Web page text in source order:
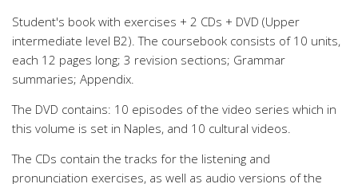
Student's book with exercises + 2 CDs + DVD (Upper
intermediate level B2). The coursebook consists of 10 units,
each 12 pages long; 3 revision sections; Grammar
summaries; Appendix.
The DVD contains: 10 episodes of the video series which in
this volume is set in Naples, and 10 cultural videos.
The CDs contain the tracks for the listening and
pronunciation exercises, as well as audio versions of the